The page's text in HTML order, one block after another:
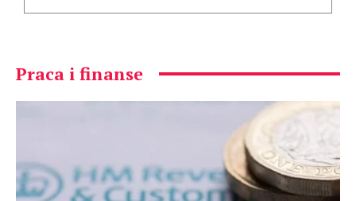
Praca i finanse